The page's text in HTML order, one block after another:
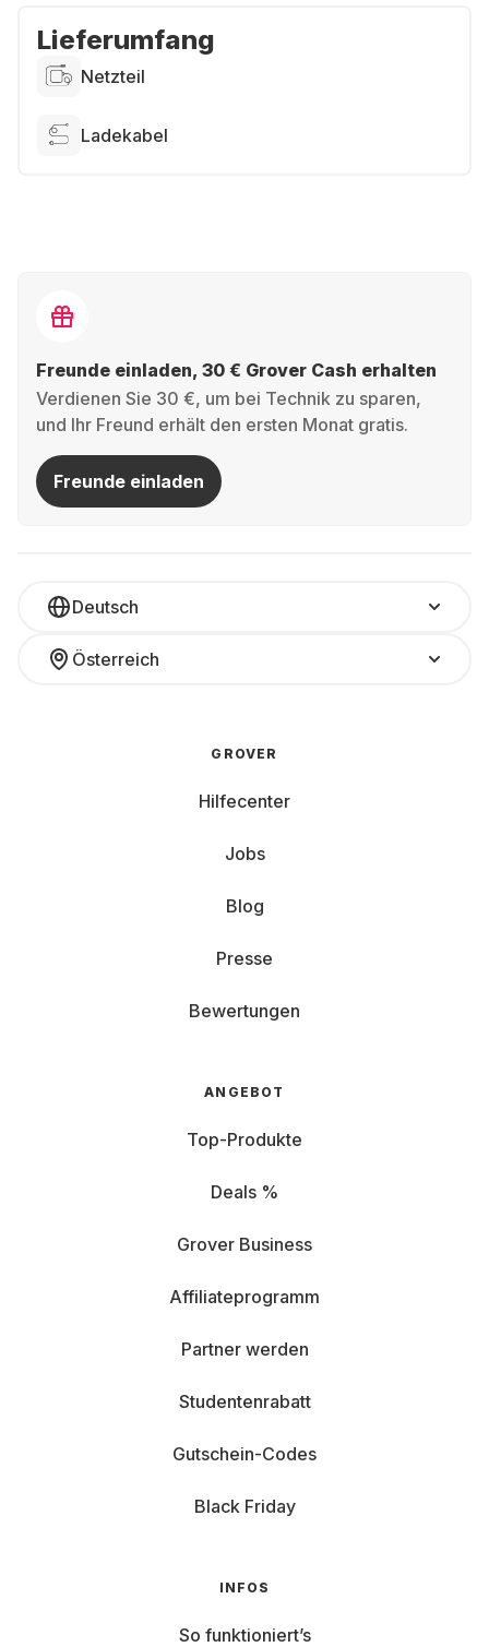
Lieferumfang
Netzteil
Ladekabel
Freunde einladen, 30 € Grover Cash erhalten
Verdienen Sie 30 €, um bei Technik zu sparen,
und Ihr Freund erhält den ersten Monat gratis.
Freunde einladen
Deutsch
Österreich
GROVER
Hilfecenter
Jobs
Blog
Presse
Bewertungen
ANGEBOT
Top-Produkte
Deals %
Grover Business
Affiliateprogramm
Partner werden
Studentenrabatt
Gutschein-Codes
Black Friday
INFOS
So funktioniert’s